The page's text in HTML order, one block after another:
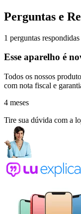
Perguntas e
1 perguntas respondidas
Esse aparelho é
Todos os nossos
com nota fiscal e
4 meses
Tire sua dúvida com a